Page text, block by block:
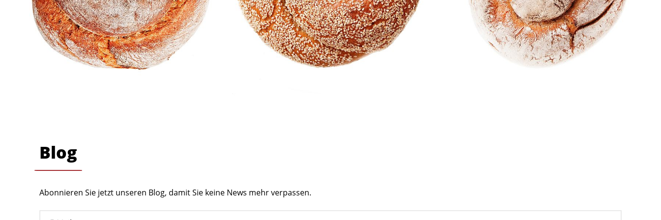
Blog
Abonnieren Sie jetzt unseren Blog, damit Sie keine News mehr verpassen.